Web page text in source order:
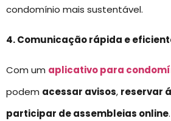
condomínio mais sustentável.
4. Comunicação rápida e
Com um aplicativo para
podem acessar avisos, reservar
participar de assembleias online.